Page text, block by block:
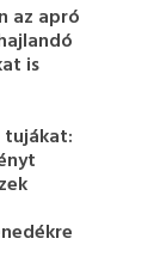
az apró
is
tujákat: